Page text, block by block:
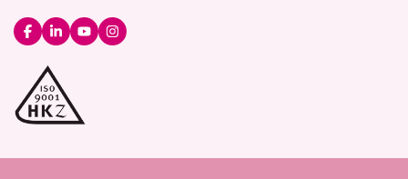
Logo
Facebook
Logo
LinkedIn
LogoLogo